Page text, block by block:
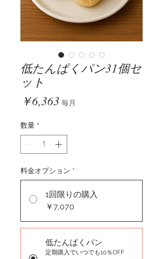
低たんぱくパン31個セ
ット
￥6,363価
毎月
数量 *
料金オプション *
1回限りの購入
￥7,070
低たんぱくパン
定期購入でいつでも10％OFF